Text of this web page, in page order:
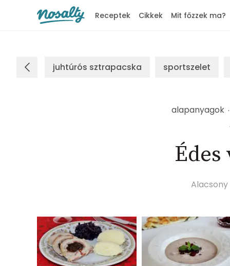
Receptek Cikkek Mit főzzek ma?
juhtúrós sztrapacska sportszelet
alapanyagok